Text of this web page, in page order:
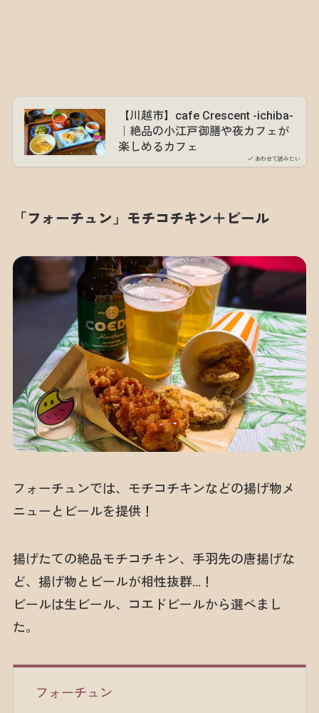
あわせて読みたい
【川越市】cafe Crescent -ichiba-
｜絶品の小江戸御膳や夜カフェが
楽しめるカフェ
「フォーチュン」モチコチキン＋ビール
フォーチュンでは、モチコチキンなどの揚げ物メ
ニューとビールを提供！
揚げたての絶品モチコチキン、手羽先の唐揚げな
ど、揚げ物とビールが相性抜群…！
ビールは生ビール、コエドビールから選べまし
た。
フォーチュン